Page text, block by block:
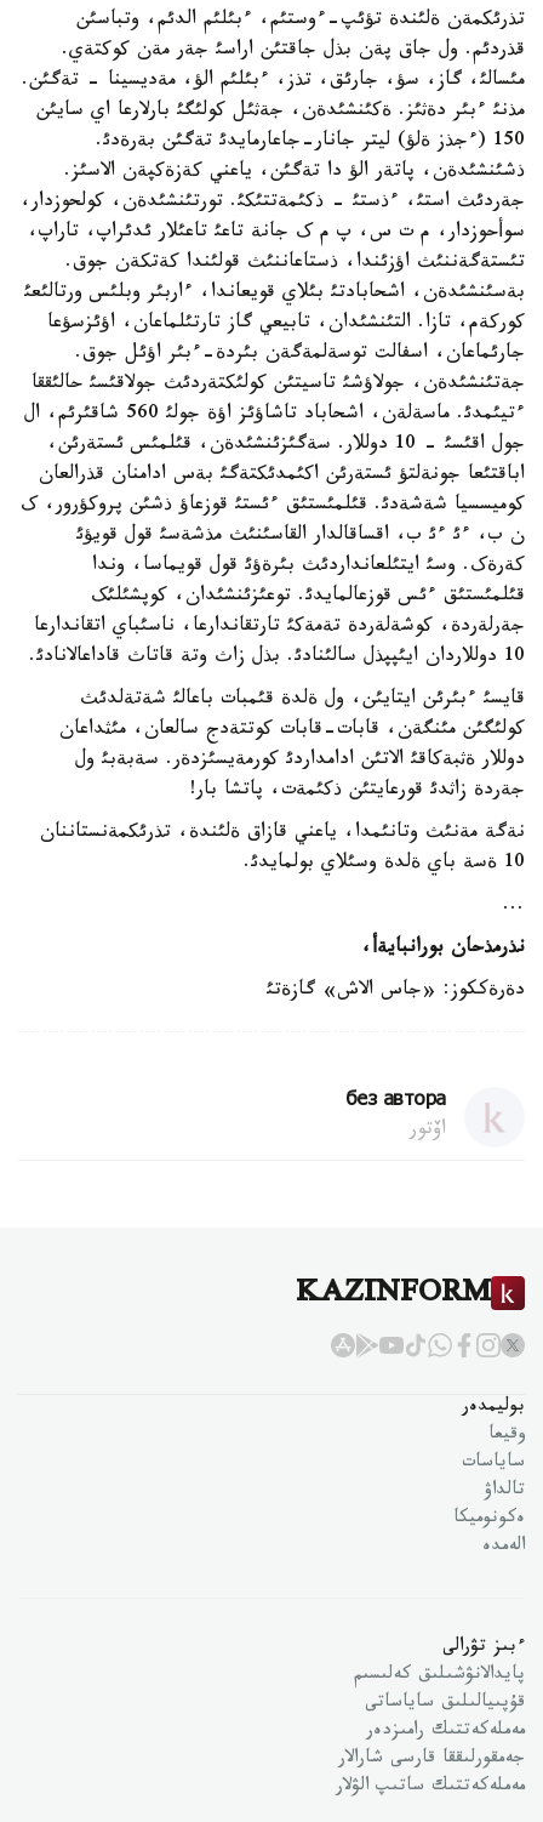
تذرئکمةن ةلئندة تؤئپ-ءوستئم، ءبئلئم الدئم، وتباسئن
قذردئم. ول جاق پةن بذل جاقتئن اراسئ جةر مةن کوکتةي.
مئسالئ، گاز، سؤ، جارئق، تذز، ءبئلئم الؤ، مةديسينا - تةگئن.
مذنئ ءبئر دةثئز. ةکئنشئدةن، جةثئل کولئگئ بارلارعا اي سايئن
150 (ءجذز ةلؤ) ليتر جانار-جاعارمايدئ تةگئن بةرةدئ.
ذشئنشئدةن، پاتةر الؤ دا تةگئن، ياعني کةزةکپةن الاسئز.
جةردئث استئ، ءذستئ - ذکئمةتتئکئ. تورتئنشئدةن، کولحوزدار،
سوأحوزدار، م ت س، پ م ک جانة تاعئ تاعئلار ئدئراپ، تاراپ،
تئستةگةننئث اؤزئندا، ذستاعاننئث قولئندا کةتکةن جوق.
بةسئنشئدةن، اشحابادتئ بئلاي قويعاندا، ءاربئر وبلئس ورتالئعئ
کورکةم، تازا. التئنشئدان، تابيعي گاز تارتئلماعان، اؤئزسؤعا
جارئماعان، اسفالت توسةلمةگةن بئردة-ءبئر اؤئل جوق.
جةتئنشئدةن، جولاؤشئ تاسيتئن کولئکتةردئث جولاقئسئ حالئققا
ءتيئمدئ. ماسةلةن، اشحاباد تاشاؤئز اؤة جولئ 560 شاقئرئم، ال
جول اقئسئ - 10 دوللار. سةگئزئنشئدةن، قئلمئس ئستةرئن،
اباقتئعا جونةلتؤ ئستةرئن اکئمدئکتةگئ بةس ادامنان قذرالعان
کوميسسيا شةشةدئ. قئلمئستئق ءئستئ قوزعاؤ ذشئن پروکؤرور، ک
ن ب، ءئ ءئ ب، اقساقالدار القاسئنئث مذشةسئ قول قويؤئ
کةرةک. وسئ ايتئلعانداردئث بئرةؤئ قول قويماسا، وندا
قئلمئستئق ءئس قوزعالمايدئ. توعئزئنشئدان، کوپشئلئک
جةرلةردة، کوشةلةردة تةمةکئ تارتقاندارعا، ناسئباي اتقاندارعا
10 دوللاردان ايئپپذل سالئنادئ. بذل زاث وتة قاتاث قاداعالانادئ.
قايسئ ءبئرئن ايتايئن، ول ةلدة قئمبات باعالئ شةتةلدئث
کولئگئن مئنگةن، قابات-قابات کوتتةدج سالعان، مئثداعان
دوللار ةثبةکاقئ الاتئن ادامداردئ کورمةيسئزدةر. سةبةبئ ول
جةردة زاثدئ قورعايتئن ذکئمةت، پاتشا بار!
نةگة مةنئث وتانئمدا، ياعني قازاق ةلئندة، تذرئکمةنستاننان
10 ةسة باي ةلدة وسئلاي بولمايدئ.
...
نذرمذحان بورانبايةأ،
دةرةككوز: «جاس الاش» گازةتئ
без автора
اۆتور
KAZINFORM
بوليمدەر
وقيعا
ساياسات
تالداۋ
ەكونوميكا
الەمدە
ءبىز تۋرالى
پايدالانۋشىلىق كەلىسىم
قۇپىيالىلىق ساياساتى
مەملەكەتتىك رامىزدەر
جەمقورلىققا قارسى شارالار
مەملەكەتتىك ساتىپ الۋلار